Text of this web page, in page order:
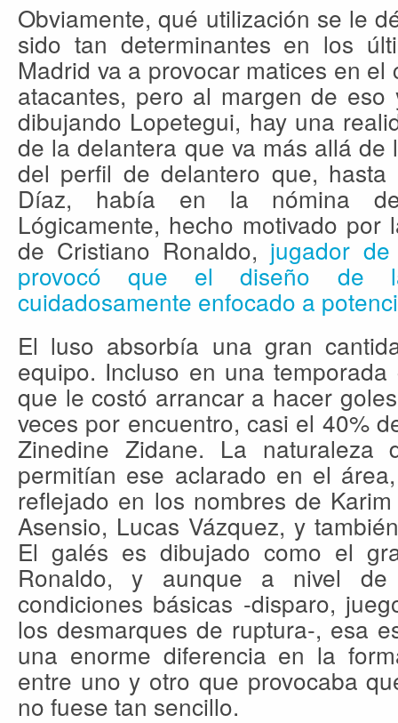
Obviamente, qué utilización se le
sido tan determinantes en los
Madrid va a provocar matices en
atacantes, pero al margen de
dibujando Lopetegui, hay una
de la delantera que va más allá de
del perfil de delantero que,
Díaz, había en la nómina
Lógicamente, hecho motivado
de Cristiano Ronaldo, jugador
provocó que el diseño de
cuidadosamente enfocado a
El luso absorbía una gran
equipo. Incluso en una
que le costó arrancar a hacer
veces por encuentro, casi el 40%
Zinedine Zidane. La naturaleza
permitían ese aclarado en el
reflejado en los nombres de
Asensio, Lucas Vázquez, y
El galés es dibujado como el
Ronaldo, y aunque a nivel
condiciones básicas -disparo,
los desmarques de ruptura-, esa
una enorme diferencia en la
entre uno y otro que provocaba
no fuese tan sencillo.